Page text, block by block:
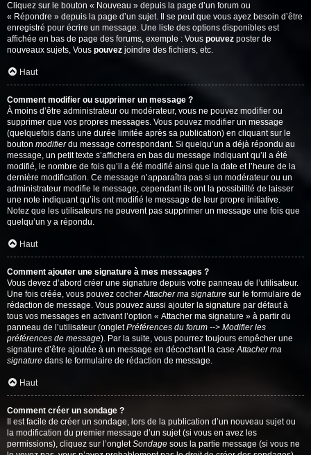
Cliquez sur le bouton « Nouveau » depuis la page d’un forum ou
« Répondre » depuis la page d’un sujet. Il se peut que vous ayez besoin d’être
enregistré pour écrire un message. Une liste des options disponibles est
affichée en bas de page des forums, exemple : Vous pouvez poster de
nouveaux sujets, Vous pouvez joindre des fichiers, etc.
Haut
Comment modifier ou supprimer un message ?
À moins d’être administrateur ou modérateur, vous ne pouvez modifier ou
supprimer que vos propres messages. Vous pouvez modifier un message
(quelquefois dans une durée limitée après sa publication) en cliquant sur le
bouton modifierdu message correspondant. Si quelqu’un a déjà répondu au
message, un petit texte s’affichera en bas du message indiquant qu’il a été
modifié, le nombre de fois qu’il a été modifié ainsi que la date et l’heure de la
dernière modification. Ce message n’apparaîtra pas si un modérateur ou un
administrateur modifie le message, cependant ils ont la possibilité de laisser
une note indiquant qu’ils ont modifié le message de leur propre initiative.
Notez que les utilisateurs ne peuvent pas supprimer un message une fois que
quelqu’un y a répondu.
Haut
Comment ajouter une signature à mes messages ?
Vous devez d’abord créer une signature depuis votre panneau de l’utilisateur.
Une fois créée, vous pouvez cocherAttacher ma signature sur le formulaire de
rédaction de message. Vous pouvez aussi ajouter la signature par défaut à
tous vos messages en activant l’option « Attacher ma signature » à partir du
panneau de l’utilisateur (ongletPréférences du forum --> Modifier les
préférences de message). Par la suite, vous pourrez toujours empêcher une
signature d’être ajoutée à un message en décochant la caseAttacher ma
signature dans le formulaire de rédaction de message.
Haut
Comment créer un sondage ?
Il est facile de créer un sondage, lors de la publication d’un nouveau sujet ou
la modification du premier message d’un sujet (si vous en avez les
permissions), cliquez sur l’ongletSondage sous la partie message (si vous ne